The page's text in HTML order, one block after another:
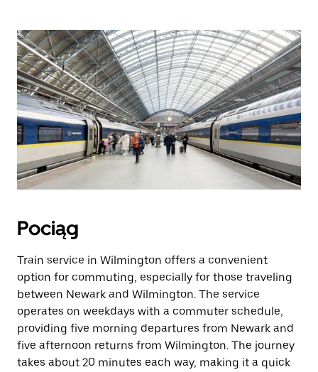
Pociąg
Train service in Wilmington offers a convenient
option for commuting, especially for those traveling
between Newark and Wilmington. The service
operates on weekdays with a commuter schedule,
providing five morning departures from Newark and
five afternoon returns from Wilmington. The journey
takes about 20 minutes each way, making it a quick